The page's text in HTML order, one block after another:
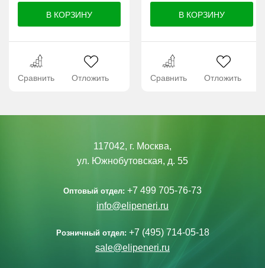
Сравнить Отложить Сравнить Отложить
117042, г. Москва,
ул. Южнобутовская, д. 55
Оптовый отдел: +7 499 705-76-73
info@elipeneri.ru
Розничный отдел: +7 (495) 714-05-18
sale@elipeneri.ru